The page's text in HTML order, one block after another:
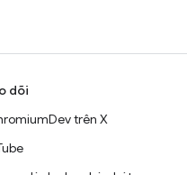
dõi
trên X